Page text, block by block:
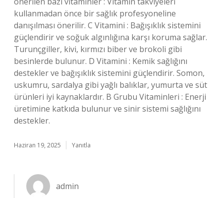
kullanmadan önce bir sağlık profesyoneline
danışılması önerilir. C Vitamini : Bağışıklık sistemini
güçlendirir ve soğuk algınlığına karşı koruma sağlar.
Turunçgiller, kivi, kırmızı biber ve brokoli gibi
besinlerde bulunur. D Vitamini : Kemik sağlığını
destekler ve bağışıklık sistemini güçlendirir. Somon,
uskumru, sardalya gibi yağlı balıklar, yumurta ve süt
ürünleri iyi kaynaklardır. B Grubu Vitaminleri : Enerji
üretimine katkıda bulunur ve sinir sistemi sağlığını
destekler.
Haziran 19, 2025 Yanıtla
admin